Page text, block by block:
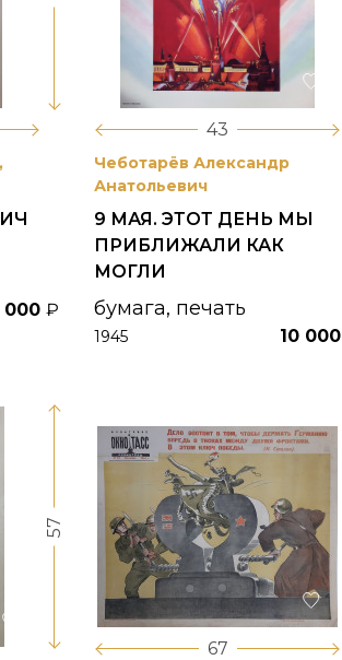
000 ₽
43
Чеботарёв Александр
Анатольевич
9 МАЯ. ЭТОТ ДЕНЬ МЫ
ПРИБЛИЖАЛИ КАК
МОГЛИ
бумага, печать
1945 10 000
57
67